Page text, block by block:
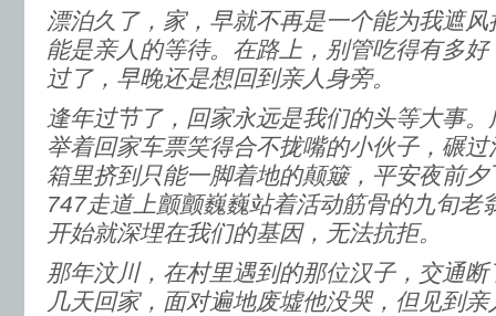
漂泊久了，家，早就不再是一个能为我遮
能是亲人的等待。在路上，别管吃得有多
过了，早晚还是想回到亲人身旁。
逢年过节了，回家永远是我们的头等大事
举着回家车票笑得合不拢嘴的小伙子，碾
箱里挤到只能一脚着地的颠簸，平安夜前
747走道上颤颤巍巍站着活动筋骨的九旬老
开始就深埋在我们的基因，无法抗拒。
那年汶川，在村里遇到的那位汉子，交通
几天回家，面对遍地废墟他没哭，但见到